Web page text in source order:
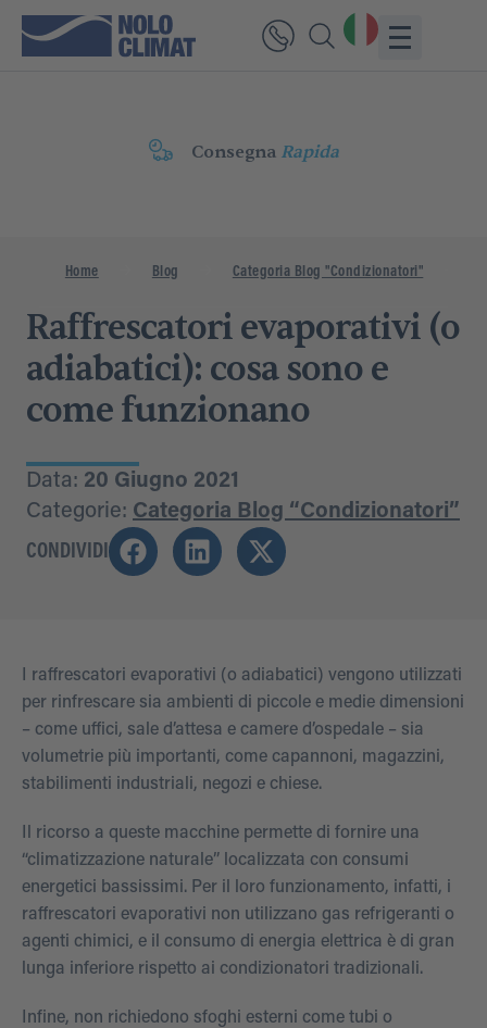
Consegna Rapida
Home Blog Categoria Blog "Condizionatori"
Raffrescatori evaporativi (o
adiabatici): cosa sono e
come funzionano
Data: 20 Giugno 2021
Categorie: Categoria Blog “Condizionatori”
CONDIVIDI
I raffrescatori evaporativi (o adiabatici) vengono utilizzati
per rinfrescare sia ambienti di piccole e medie dimensioni
– come uffici, sale d’attesa e camere d’ospedale – sia
volumetrie più importanti, come capannoni, magazzini,
stabilimenti industriali, negozi e chiese.
Il ricorso a queste macchine permette di fornire una
“climatizzazione naturale” localizzata con consumi
energetici bassissimi. Per il loro funzionamento, infatti, i
raffrescatori evaporativi non utilizzano gas refrigeranti o
agenti chimici, e il consumo di energia elettrica è di gran
lunga inferiore rispetto ai condizionatori tradizionali.
Infine, non richiedono sfoghi esterni come tubi o